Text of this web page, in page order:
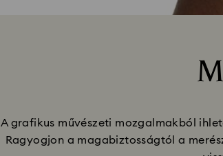
A grafikus művészeti mozgalmakból
Ragyogjon a magabiztosságtól a